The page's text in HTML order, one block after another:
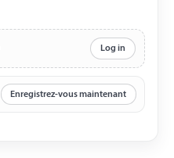
Log in
Enregistrez-vous maintenant